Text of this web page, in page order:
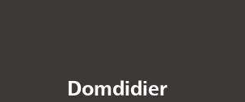
Domdidier